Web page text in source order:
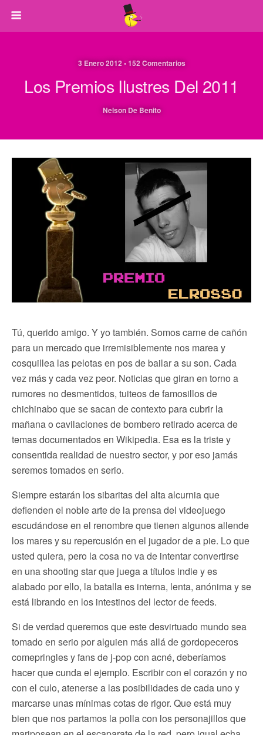
3 Enero 2012 • 152 Comentarios
Los Premios Ilustres Del 2011
Nelson De Benito
Tú, querido amigo. Y yo también. Somos carne de cañón
para un mercado que irremisiblemente nos marea y
cosquillea las pelotas en pos de bailar a su son. Cada
vez más y cada vez peor. Noticias que giran en torno a
rumores no desmentidos, tuiteos de famosillos de
chichinabo que se sacan de contexto para cubrir la
mañana o cavilaciones de bombero retirado acerca de
temas documentados en Wikipedia. Esa es la triste y
consentida realidad de nuestro sector, y por eso jamás
seremos tomados en serio.
Siempre estarán los sibaritas del alta alcurnia que
defienden el noble arte de la prensa del videojuego
escudándose en el renombre que tienen algunos allende
los mares y su repercusión en el jugador de a pie. Lo que
usted quiera, pero la cosa no va de intentar convertirse
en una shooting star que juega a títulos indie y es
alabado por ello, la batalla es interna, lenta, anónima y se
está librando en los intestinos del lector de feeds.
Si de verdad queremos que este desvirtuado mundo sea
tomado en serio por alguien más allá de gordopeceros
comepringles y fans de j-pop con acné, deberíamos
hacer que cunda el ejemplo. Escribir con el corazón y no
con el culo, atenerse a las posibilidades de cada uno y
marcarse unas mínimas cotas de rigor. Que está muy
bien que nos partamos la polla con los personajillos que